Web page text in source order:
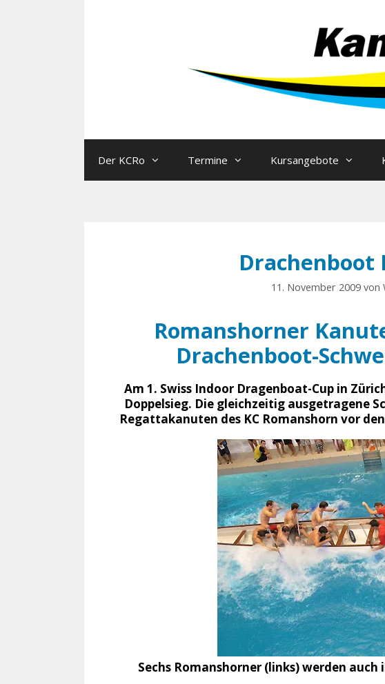
Der KCRo Termine Kursangebote
Drachenboot
11. November 2009 von
Romanshorner
Drachenboot-
Am 1. Swiss Indoor Dragenboat-Cup in
Doppelsieg. Die gleichzeitig ausgetragene
Regattakanuten des KC Romanshorn vor
Sechs Romanshorner (links) werden